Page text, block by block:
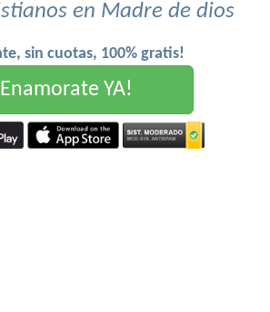
en Madre de dios
sin cuotas, 100% gratis!
Enamorate YA!